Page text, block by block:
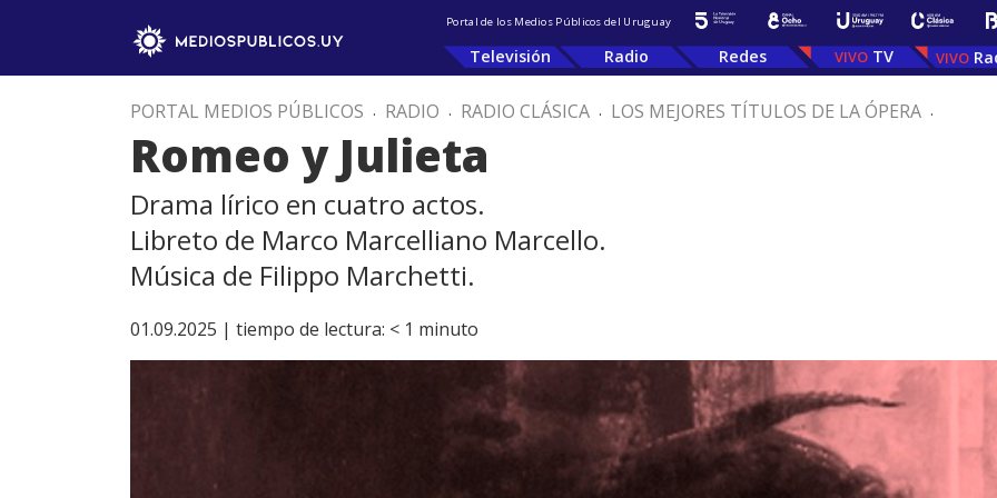
Portal de los Medios Públicos del Uruguay
Televisión Radio Redes TV
PORTAL MEDIOS PÚBLICOS . RADIO . RADIO CLÁSICA . LOS MEJORES TÍTULOS DE LA ÓPERA .
Romeo y Julieta
Drama lírico en cuatro actos.
Libreto de Marco Marcelliano Marcello.
Música de Filippo Marchetti.
01.09.2025 | tiempo de lectura: < 1 minuto